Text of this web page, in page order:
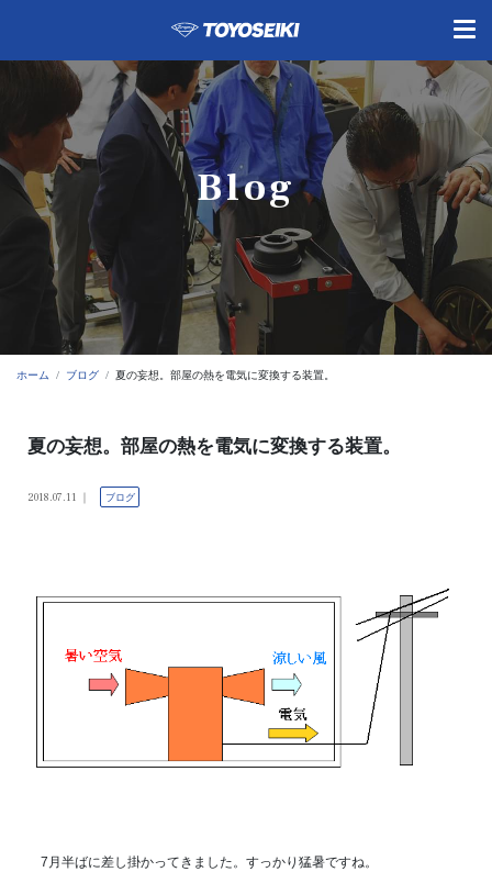
Blog
ホーム ブログ 夏の妄想。部屋の熱を電気に変換する装置。
夏の妄想。部屋の熱を電気に変換する装置。
2018.07.11 ブログ
7月半ばに差し掛かってきました。すっかり猛暑ですね。